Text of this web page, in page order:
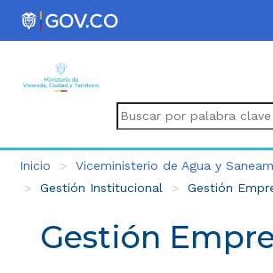
Inicio
Viceministerio de Agua y
Gestión Institucional
Gestión
Gestión